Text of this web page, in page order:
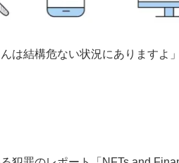
は結構危ない状況にありますよ